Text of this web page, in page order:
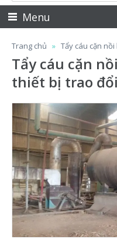
Menu
Trang chủ Tẩy cáu cặn
Tẩy cáu cặn
thiết bị trao